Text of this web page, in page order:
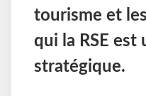
tourisme et
qui la RSE est
stratégique.